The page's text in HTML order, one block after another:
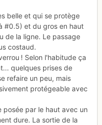
belle et qui se protège
#0.5) et du gros en haut
de la ligne. Le passage
costaud.
! Selon l'habitude ça
quelques prises de
refaire un peu, mais
protégeable avec
posée par le haut avec un
dure. La sortie de la